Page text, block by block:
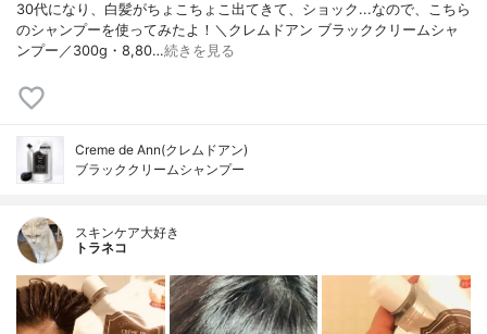
30代になり、白髪がちょこちょこ出てきて、ショック...なので、こちら
のシャンプーを使ってみたよ！＼クレムドアン ブラッククリームシャ
ンプー／300g・8,80…続きを見る
Creme de Ann(クレムドアン)
ブラッククリームシャンプー
スキンケア大好き
トラネコ